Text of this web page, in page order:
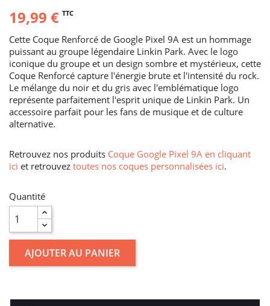
19,99 € TTC
Cette Coque Renforcé de Google Pixel 9A est un hommage
puissant au groupe légendaire Linkin Park. Avec le logo
iconique du groupe et un design sombre et mystérieux, cette
Coque Renforcé capture l'énergie brute et l'intensité du rock.
Le mélange du noir et du gris avec l'emblématique logo
représente parfaitement l'esprit unique de Linkin Park. Un
accessoire parfait pour les fans de musique et de culture
alternative.
Retrouvez nos produits Coque Google Pixel 9A en cliquant
ici et retrouvez toutes nos coques personnalisées ici.
Quantité
AJOUTER AU PANIER